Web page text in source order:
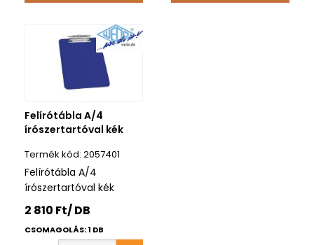
Felírótábla A/4
írószertartóval kék
2057401
Felírótábla A/4
írószertartóval kék
2 810 Ft/ DB
CSOMAGOLÁS: 1 DB